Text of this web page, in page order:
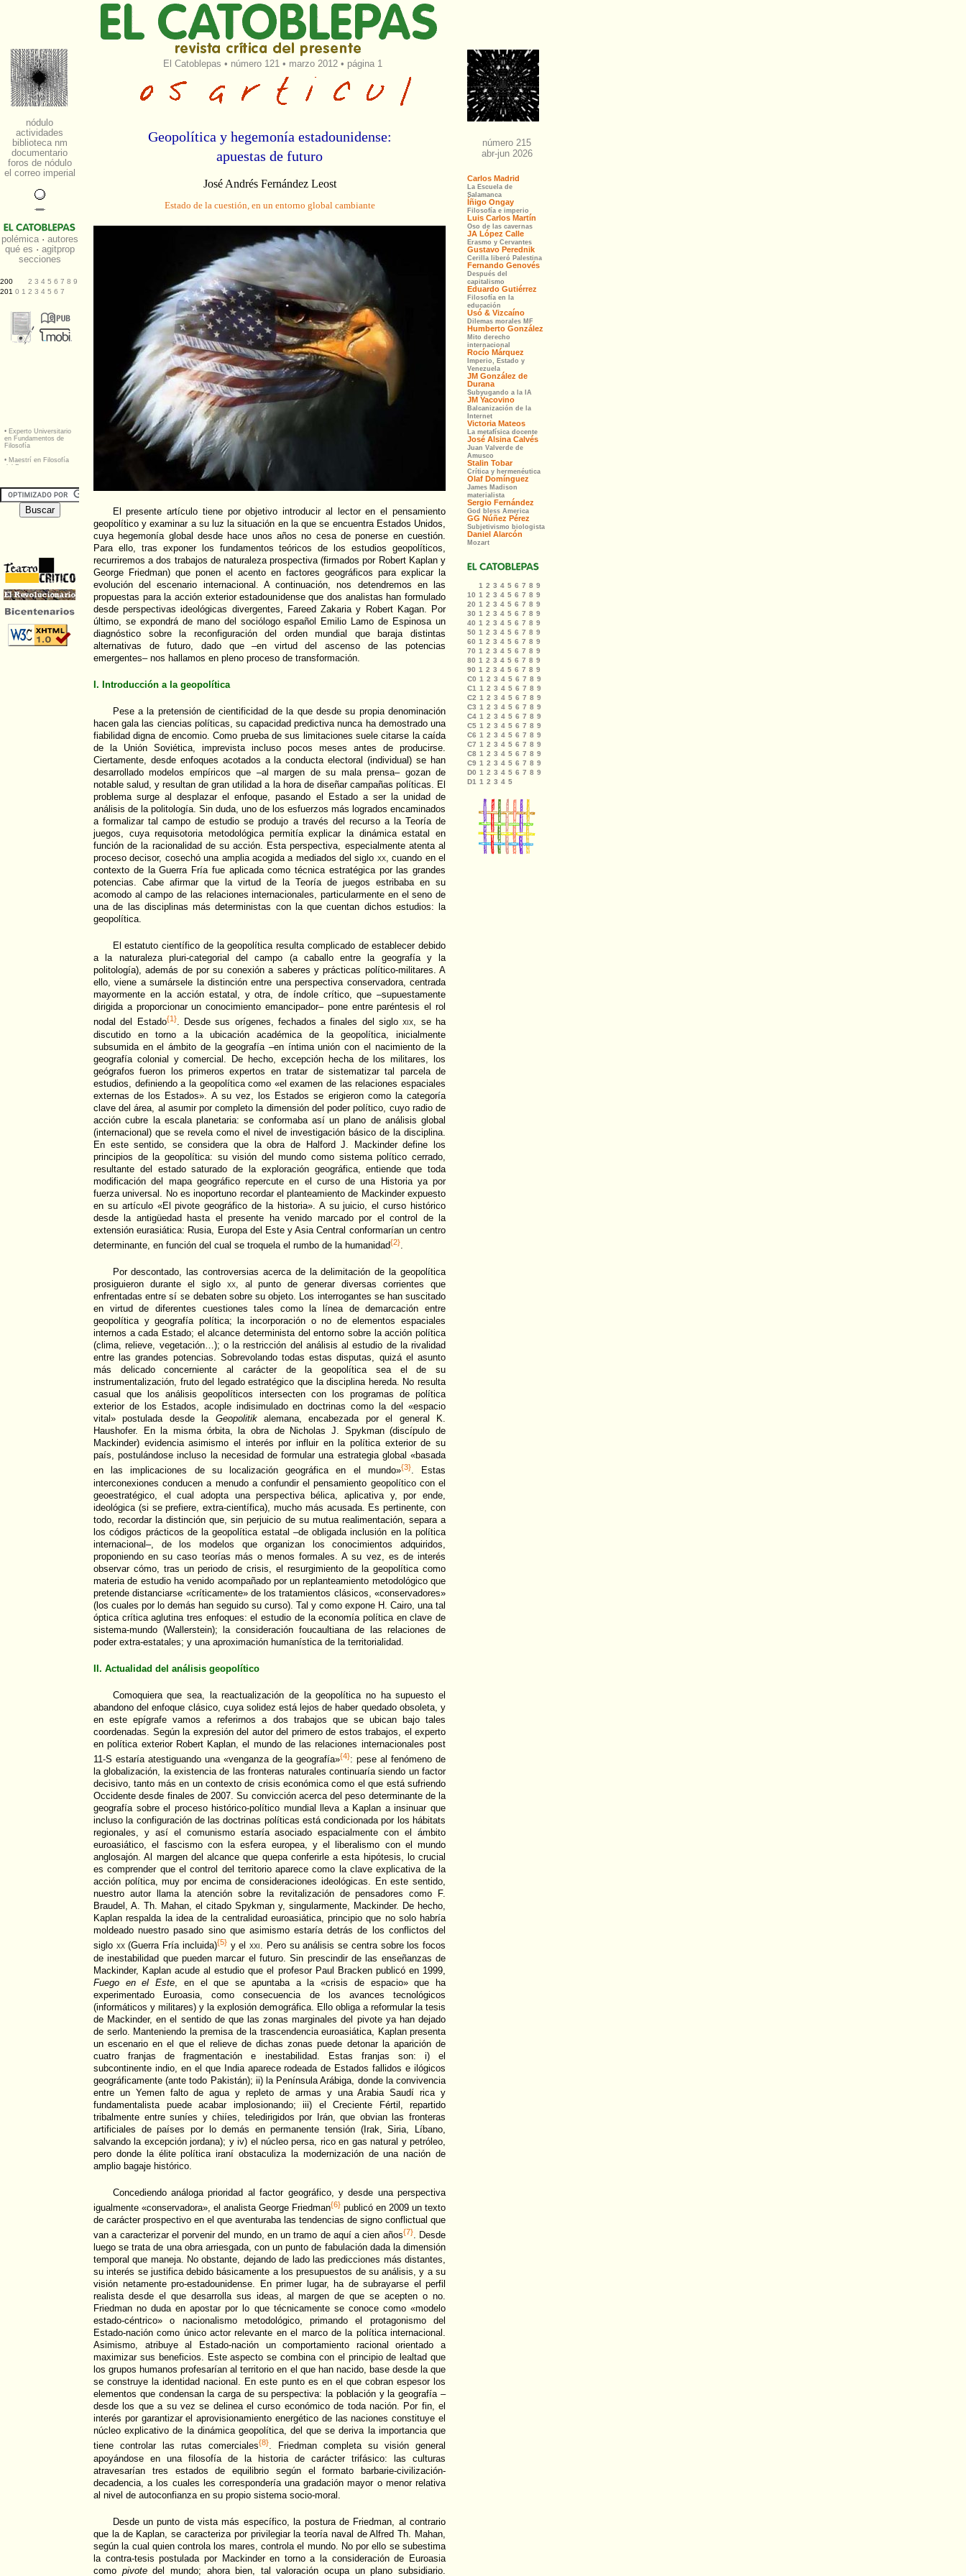
El Catoblepas • número 121• marzo 2012 • página 1
Geopolítica y hegemonía estadounidense:
apuestas de futuro
José Andrés Fernández Leost
Estado de la cuestión, en un entorno global cambiante
El presente artículo tiene por objetivo introducir al lector en el pensamiento
geopolítico y examinar a su luz la situación en la que se encuentra Estados Unidos,
cuya hegemonía global desde hace unos años no cesa de ponerse en cuestión.
Para ello, tras exponer los fundamentos teóricos de los estudios geopolíticos,
recurriremos a dos trabajos de naturaleza prospectiva (firmados por Robert Kaplan y
George Friedman) que ponen el acento en factores geográficos para explicar la
evolución del escenario internacional. A continuación, nos detendremos en las
propuestas para la acción exterior estadounidense que dos analistas han formulado
desde perspectivas ideológicas divergentes, Fareed Zakaria y Robert Kagan. Por
último, se expondrá de mano del sociólogo español Emilio Lamo de Espinosa un
diagnóstico sobre la reconfiguración del orden mundial que baraja distintas
alternativas de futuro, dado que –en virtud del ascenso de las potencias
emergentes– nos hallamos en pleno proceso de transformación.
I. Introducción a la geopolítica
Pese a la pretensión de cientificidad de la que desde su propia denominación
hacen gala las ciencias políticas, su capacidad predictiva nunca ha demostrado una
fiabilidad digna de encomio. Como prueba de sus limitaciones suele citarse la caída
de la Unión Soviética, imprevista incluso pocos meses antes de producirse.
Ciertamente, desde enfoques acotados a la conducta electoral (individual) se han
desarrollado modelos empíricos que –al margen de su mala prensa– gozan de
notable salud, y resultan de gran utilidad a la hora de diseñar campañas políticas. El
problema surge al desplazar el enfoque, pasando el Estado a ser la unidad de
análisis de la politología. Sin duda, uno de los esfuerzos más logrados encaminados
a formalizar tal campo de estudio se produjo a través del recurso a la Teoría de
juegos, cuya requisotoria metodológica permitía explicar la dinámica estatal en
función de la racionalidad de su acción. Esta perspectiva, especialmente atenta al
proceso decisor, cosechó una amplia acogida a mediados del siglo xx, cuando en el
contexto de la Guerra Fría fue aplicada como técnica estratégica por las grandes
potencias. Cabe afirmar que la virtud de la Teoría de juegos estribaba en su
acomodo al campo de las relaciones internacionales, particularmente en el seno de
una de las disciplinas más deterministas con la que cuentan dichos estudios: la
geopolítica.
El estatuto científico de la geopolítica resulta complicado de establecer debido
a la naturaleza pluri-categorial del campo (a caballo entre la geografía y la
politología), además de por su conexión a saberes y prácticas político-militares. A
ello, viene a sumársele la distinción entre una perspectiva conservadora, centrada
mayormente en la acción estatal, y otra, de índole crítico, que –supuestamente
dirigida a proporcionar un conocimiento emancipador– pone entre paréntesis el rol
nodal del Estado{1}. Desde sus orígenes, fechados a finales del sigloxix, se ha
discutido en torno a la ubicación académica de la geopolítica, inicialmente
subsumida en el ámbito de la geografía –en íntima unión con el nacimiento de la
geografía colonial y comercial. De hecho, excepción hecha de los militares, los
geógrafos fueron los primeros expertos en tratar de sistematizar tal parcela de
estudios, definiendo a la geopolítica como «el examen de las relaciones espaciales
externas de los Estados». A su vez, los Estados se erigieron como la categoría
clave del área, al asumir por completo la dimensión del poder político, cuyo radio de
acción cubre la escala planetaria: se conformaba así un plano de análisis global
(internacional) que se revela como el nivel de investigación básico de la disciplina.
En este sentido, se considera que la obra de Halford J. Mackinder define los
principios de la geopolítica: su visión del mundo como sistema político cerrado,
resultante del estado saturado de la exploración geográfica, entiende que toda
modificación del mapa geográfico repercute en el curso de una Historia ya por
fuerza universal. No es inoportuno recordar el planteamiento de Mackinder expuesto
en su artículo «El pivote geográfico de la historia». A su juicio, el curso histórico
desde la antigüedad hasta el presente ha venido marcado por el control de la
extensión eurasiática: Rusia, Europa del Este y Asia Central conformarían un centro
determinante, en función del cual se troquela el rumbo de la humanidad{2}.
Por descontado, las controversias acerca de la delimitación de la geopolítica
prosiguieron durante el siglo xx, al punto de generar diversas corrientes que
enfrentadas entre sí se debaten sobre su objeto. Los interrogantes se han suscitado
en virtud de diferentes cuestiones tales como la línea de demarcación entre
geopolítica y geografía política; la incorporación o no de elementos espaciales
internos a cada Estado; el alcance determinista del entorno sobre la acción política
(clima, relieve, vegetación…); o la restricción del análisis al estudio de la rivalidad
entre las grandes potencias. Sobrevolando todas estas disputas, quizá el asunto
más delicado concerniente al carácter de la geopolítica sea el de su
instrumentalización, fruto del legado estratégico que la disciplina hereda. No resulta
casual que los análisis geopolíticos intersecten con los programas de política
exterior de los Estados, acople indisimulado en doctrinas como la del «espacio
vital» postulada desde la Geopolitikalemana, encabezada por el general K.
Haushofer. En la misma órbita, la obra de Nicholas J. Spykman (discípulo de
Mackinder) evidencia asimismo el interés por influir en la política exterior de su
país, postulándose incluso la necesidad de formular una estrategia global «basada
en las implicaciones de su localización geográfica en el mundo»{3}. Estas
interconexiones conducen a menudo a confundir el pensamiento geopolítico con el
geoestratégico, el cual adopta una perspectiva bélica, aplicativa y, por ende,
ideológica (si se prefiere, extra-científica), mucho más acusada. Es pertinente, con
todo, recordar la distinción que, sin perjuicio de su mutua realimentación, separa a
los códigos prácticos de la geopolítica estatal –de obligada inclusión en la política
internacional–, de los modelos que organizan los conocimientos adquiridos,
proponiendo en su caso teorías más o menos formales. A su vez, es de interés
observar cómo, tras un periodo de crisis, el resurgimiento de la geopolítica como
materia de estudio ha venido acompañado por un replanteamiento metodológico que
pretende distanciarse «críticamente» de los tratamientos clásicos, «conservadores»
(los cuales por lo demás han seguido su curso). Tal y como expone H. Cairo, una tal
óptica crítica aglutina tres enfoques: el estudio de la economía política en clave de
sistema-mundo (Wallerstein); la consideración foucaultiana de las relaciones de
poder extra-estatales; y una aproximación humanística de la territorialidad.
II. Actualidad del análisis geopolítico
Comoquiera que sea, la reactualización de la geopolítica no ha supuesto el
abandono del enfoque clásico, cuya solidez está lejos de haber quedado obsoleta, y
en este epígrafe vamos a referirnos a dos trabajos que se ubican bajo tales
coordenadas. Según la expresión del autor del primero de estos trabajos, el experto
en política exterior Robert Kaplan, el mundo de las relaciones internacionales post
11-S estaría atestiguando una «venganza de la geografía»{4}: pese al fenómeno de
la globalización, la existencia de las fronteras naturales continuaría siendo un factor
decisivo, tanto más en un contexto de crisis económica como el que está sufriendo
Occidente desde finales de 2007. Su convicción acerca del peso determinante de la
geografía sobre el proceso histórico-político mundial lleva a Kaplan a insinuar que
incluso la configuración de las doctrinas políticas está condicionada por los hábitats
regionales, y así el comunismo estaría asociado espacialmente con el ámbito
euroasiático, el fascismo con la esfera europea, y el liberalismo con el mundo
anglosajón. Al margen del alcance que quepa conferirle a esta hipótesis, lo crucial
es comprender que el control del territorio aparece como la clave explicativa de la
acción política, muy por encima de consideraciones ideológicas. En este sentido,
nuestro autor llama la atención sobre la revitalización de pensadores como F.
Braudel, A. Th. Mahan, el citado Spykman y, singularmente, Mackinder. De hecho,
Kaplan respalda la idea de la centralidad euroasiática, principio que no solo habría
moldeado nuestro pasado sino que asimismo estaría detrás de los conflictos del
siglo xx(Guerra Fría incluida){5}y elxxi. Pero su análisis se centra sobre los focos
de inestabilidad que pueden marcar el futuro. Sin prescindir de las enseñanzas de
Mackinder, Kaplan acude al estudio que el profesor Paul Bracken publicó en 1999,
Fuego en el Este , en el que se apuntaba a la «crisis de espacio» que ha
experimentado Euroasia, como consecuencia de los avances tecnológicos
(informáticos y militares) y la explosión demográfica. Ello obliga a reformular la tesis
de Mackinder, en el sentido de que las zonas marginales del pivote ya han dejado
de serlo. Manteniendo la premisa de la trascendencia euroasiática, Kaplan presenta
un escenario en el que el relieve de dichas zonas puede detonar la aparición de
cuatro franjas de fragmentación e inestabilidad. Estas franjas son: i) el
subcontinente indio, en el que India aparece rodeada de Estados fallidos e ilógicos
geográficamente (ante todo Pakistán); ii) la Península Arábiga, donde la convivencia
entre un Yemen falto de agua y repleto de armas y una Arabia Saudí rica y
fundamentalista puede acabar implosionando; iii) el Creciente Fértil, repartido
tribalmente entre suníes y chiíes, teledirigidos por Irán, que obvian las fronteras
artificiales de países por lo demás en permanente tensión (Irak, Siria, Líbano,
salvando la excepción jordana); y iv) el núcleo persa, rico en gas natural y petróleo,
pero donde la élite política iraní obstaculiza la modernización de una nación de
amplio bagaje histórico.
Concediendo análoga prioridad al factor geográfico, y desde una perspectiva
igualmente «conservadora», el analista George Friedman{6} publicó en 2009 un texto
de carácter prospectivo en el que aventuraba las tendencias de signo conflictual que
van a caracterizar el porvenir del mundo, en un tramo de aquí a cien años{7}. Desde
luego se trata de una obra arriesgada, con un punto de fabulación dada la dimensión
temporal que maneja. No obstante, dejando de lado las predicciones más distantes,
su interés se justifica debido básicamente a los presupuestos de su análisis, y a su
visión netamente pro-estadounidense. En primer lugar, ha de subrayarse el perfil
realista desde el que desarrolla sus ideas, al margen de que se acepten o no.
Friedman no duda en apostar por lo que técnicamente se conoce como «modelo
estado-céntrico» o nacionalismo metodológico, primando el protagonismo del
Estado-nación como único actor relevante en el marco de la política internacional.
Asimismo, atribuye al Estado-nación un comportamiento racional orientado a
maximizar sus beneficios. Este aspecto se combina con el principio de lealtad que
los grupos humanos profesarían al territorio en el que han nacido, base desde la que
se construye la identidad nacional. En este punto es en el que cobran espesor los
elementos que condensan la carga de su perspectiva: la población y la geografía –
desde los que a su vez se delinea el curso económico de toda nación. Por fin, el
interés por garantizar el aprovisionamiento energético de las naciones constituye el
núcleo explicativo de la dinámica geopolítica, del que se deriva la importancia que
tiene controlar las rutas comerciales{8}. Friedman completa su visión general
apoyándose en una filosofía de la historia de carácter trifásico: las culturas
atravesarían tres estados de equilibrio según el formato barbarie-civilización-
decadencia, a los cuales les correspondería una gradación mayor o menor relativa
al nivel de autoconfianza en su propio sistema socio-moral.
Desde un punto de vista más específico, la postura de Friedman, al contrario
que la de Kaplan, se caracteriza por privilegiar la teoría naval de Alfred Th. Mahan,
según la cual quien controla los mares, controla el mundo. No por ello se subestima
la contra-tesis postulada por Mackinder en torno a la consideración de Euroasia
como pivotedel mundo; ahora bien, tal valoración ocupa un plano subsidiario.